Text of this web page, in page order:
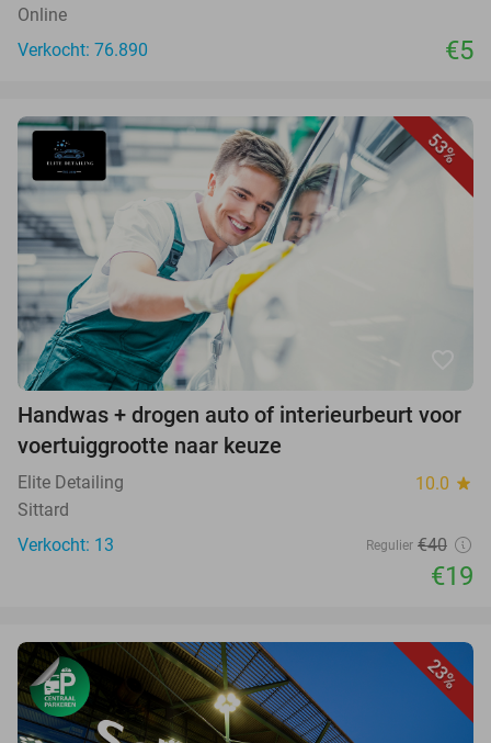
Online
Verkocht: 76.890
€5
53%
Handwas + drogen auto of interieurbeurt voor
voertuiggrootte naar keuze
Elite Detailing 10.0 star
Sittard
Verkocht: 13
Regulier €40
€19
23%